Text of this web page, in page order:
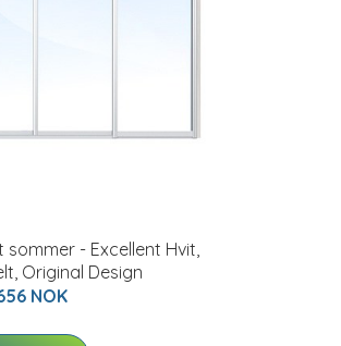
- Excellent Hvit,
Original Design
NOK